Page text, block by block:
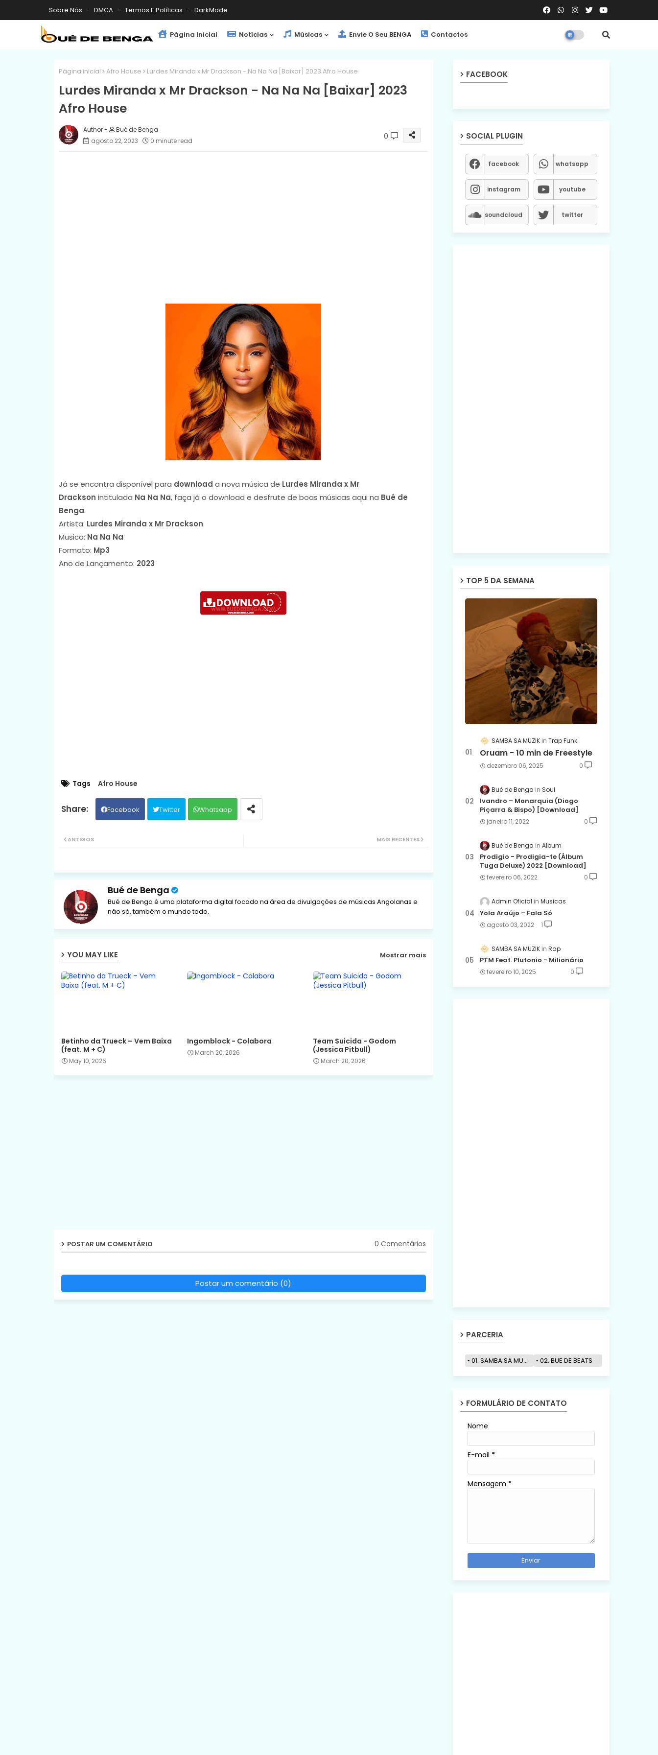
Sobre Nós DMCA Termos E Políticas DarkMode
Página Inicial Notícias Músicas Envie O Seu BENGA Contactos
Página inicial Afro House Lurdes Miranda x Mr Drackson - Na Na Na [Baixar] 2023 Afro House
Lurdes Miranda x Mr Drackson - Na Na Na [Baixar] 2023
Afro House
Bué de Benga
agosto 22, 2023
0 minute read 0
Já se encontra disponível para download a nova música de Lurdes Miranda x Mr
Drackson intitulada Na Na Na, faça já o download e desfrute de boas músicas aqui na Bué de
Benga.
Artista: Lurdes Miranda x Mr Drackson
Musica: Na Na Na
Formato: Mp3
Ano de Lançamento: 2023
Tags Afro House
Facebook Twitter Whatsapp
MAIS RECENTES
ANTIGOS
Bué de Benga
Bué de Benga é uma plataforma digital focado na área de divulgações de músicas Angolanas e
não só, também o mundo todo.
YOU MAY LIKE Mostrar mais
Betinho da Trueck – Vem Baixa
(feat. M + C)
May 10, 2026
Ingomblock - Colabora
March 20, 2026
Team Suicida - Godom
(Jessica Pitbull)
March 20, 2026
POSTAR UM COMENTÁRIO 0 Comentários
Postar um comentário (0)
FACEBOOK
SOCIAL PLUGIN
facebook whatsapp
instagram youtube
soundcloud twitter
TOP 5 DA SEMANA
SAMBA SA MUZIK Trap Funk
Oruam - 10 min de Freestyle
dezembro 06, 2025 0
Bué de Benga Soul
Ivandro – Monarquia (Diogo
Piçarra & Bispo) [Download]
janeiro 11, 2022 0
Bué de Benga Album
Prodigio - Prodigia-te (Álbum
Tuga Deluxe) 2022 [Download]
fevereiro 06, 2022 0
Admin Oficial Musicas
Yola Araújo – Fala Só
agosto 03, 2022 1
SAMBA SA MUZIK Rap
PTM Feat. Plutonio - Milionário
fevereiro 10, 2025 0
PARCERIA
01. SAMBA SA MUZIK 02. BUE DE BEATS
FORMULÁRIO DE CONTATO
Nome
E-mail *
Mensagem *